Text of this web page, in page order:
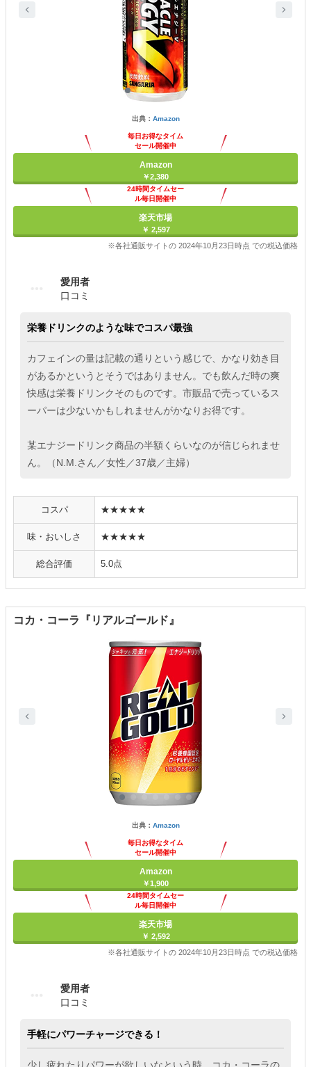
出典： Amazon
毎日お得なタイム
セール開催中
Amazon
￥2,380
24時間タイムセー
ル毎日開催中
楽天市場
￥ 2,597
※各社通販サイトの 2024年10月23日時点 での税込価格
愛用者
口コミ
栄養ドリンクのような味でコスパ最強
カフェインの量は記載の通りという感じで、かなり効き目
があるかというとそうではありません。でも飲んだ時の爽
快感は栄養ドリンクそのものです。市販品で売っているス
ーパーは少ないかもしれませんがかなりお得です。
某エナジードリンク商品の半額くらいなのが信じられませ
ん。（N.M.さん／女性／37歳／主婦）
コスパ ★★★★★
味・おいしさ ★★★★★
総合評価 5.0点
コカ・コーラ『リアルゴールド』
出典： Amazon
毎日お得なタイム
セール開催中
Amazon
￥1,900
24時間タイムセー
ル毎日開催中
楽天市場
￥ 2,592
※各社通販サイトの 2024年10月23日時点 での税込価格
愛用者
口コミ
手軽にパワーチャージできる！